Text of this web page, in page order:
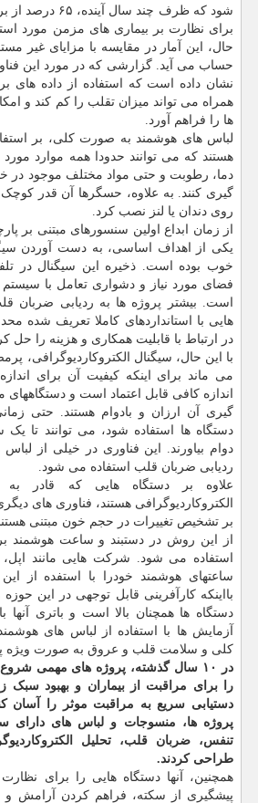
شود که ظرف چند
برای نظارت بر بیماری های مزمن مورد
حال، این آمار در مقایسه با مزایای غیر
حساب می آید. گزارشی که در مورد این
نشان داده است که استفاده از داده های
همراه می تواند میزان تقلب را کم کند و
ها را فراهم آورد.
لباس های هوشمند به صورت کلی، بر
هستند که می توانند حدودا همه موارد
دما، رطوبت و حتی مواد مختلف موجود در
گیری کنند. به علاوه، حسگرها آن قدر کوچک
روی دندان یا لنز نصب کرد.
از زمان ابداع اولین سنسورهای مبتنی بر
یکی از اهداف اساسی، به دست آوردن
خوب بوده است. ذخیره این سیگنال در
فضای مورد نیاز و دشواری تعامل با
است. بیشتر پروژه ها به ردیابی ضربان
هایی با استانداردهای کاملا تعریف شده
در ارتباط با قابلیت همکاری و هزینه را حل
با این حال، سیگنال الکتروکاردیوگرافی،
می ماند برای اینکه کیفیت آن برای
اندازه کافی قابل اعتماد است و دستگاههای
گیری آن ارزان و بادوام هستند. حتی
دستگاه ها استفاده شود، می توانند تا
دوام بیاورند. این فناوری در خیلی از
ردیابی ضربان قلب استفاده می شود.
علاوه بر دستگاه هایی که قادر به
الکتروکاردیوگرافی هستند، فناوری های
بر تشخیص تغییرات در حجم خون مبتنی
از این روش در دستبند و ساعت هوشمند
استفاده می شود. شرکت هایی مانند اپل،
ساعتهای هوشمند خودرا با استفده از
بااینکه کارآفرینی قابل توجهی در این حوزه
دستگاه ها همچنان بالا است و باتری آنها
آزمایش ها با استفاده از لباس های
کلی و سلامت قلب و عروق به صورت ویژه
در ۱۰ سال گذشته، پروژه های مهمی
را برای مراقبت از بیماران و بهبود سبک
دستیابی سریع به مراقبت موثر را آسان
پروژه ها، منسوجات و لباس های دارای
تنفس، ضربان قلب، تحلیل
طراحی کردند.
همچنین، آنها دستگاه هایی را برای
پیشگیری از سکته، فراهم کردن آرامش و